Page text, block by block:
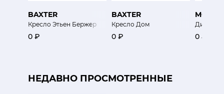
BAXTER
Кресло Этьен Бержер
0 ₽
BAXTER
Кресло Дом
0 ₽ 0 ₽
НЕДАВНО ПРОСМОТРЕННЫЕ